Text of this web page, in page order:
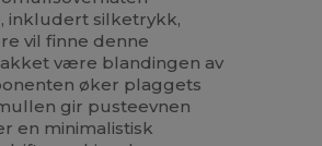
inkludert silketrykk,
vil finne denne
være blandingen av
øker plaggets
gir pusteevnen
en minimalistisk